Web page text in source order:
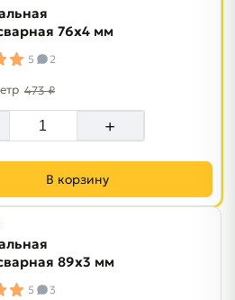
76х4 мм
5 2
473 ₽
+
В корзину
89х3 мм
5 3